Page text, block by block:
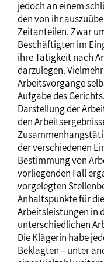
jedoch an einem
den von ihr
Zeitanteilen. Zwar
Beschäftigten im
ihre Tätigkeit nach
darzulegen.
Arbeitsvorgänge
Aufgabe des
Darstellung der
den
der verschiedenen
Bestimmung von
vorliegenden Fall
vorgelegten
Anhaltspunkte für
Arbeitsleistungen in
unterschiedlichen
Die Klägerin habe
Beklagten – unter